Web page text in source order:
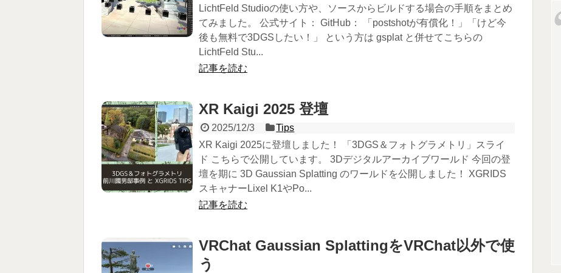
LichtFeld Studioの使い方や、ソースからビルドする場合の手順をまとめ
てみました。 公式サイト： GitHub： 「postshotが有償化！」「けど今
後も無料で3DGSしたい！」 という方は gsplat と併せてこちらの
LichtFeld Stu...
記事を読む
XR Kaigi 2025 登壇
2025/12/3
Tips
XR Kaigi 2025に登壇しました！ 「3DGS＆フォトグラメトリ」スライ
ド こちらで公開しています。 3Dデジタルアーカイブワールド 今回の登
壇を期に 3D Gaussian Splatting のワールドを公開しました！ XGRIDS
スキャナーLixel K1やPo...
記事を読む
VRChat Gaussian SplattingをVRChat以外で使
う